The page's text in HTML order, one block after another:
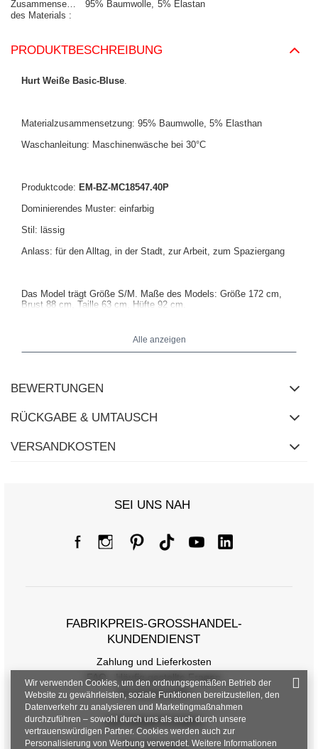
Zusammensetzung
des Materials
95% Baumwolle 5% Elastan
PRODUKTBESCHREIBUNG
Hurt Weiße Basic-Bluse.
Materialzusammensetzung: 95% Baumwolle, 5% Elasthan
Waschanleitung: Maschinenwäsche bei 30°C
Produktcode: EM-BZ-MC18547.40P
Dominierendes Muster: einfarbig
Stil: lässig
Anlass: für den Alltag, in der Stadt, zur Arbeit, zum Spaziergang
Das Model trägt Größe S/M. Maße des Models: Größe 172 cm,
Brust 88 cm, Taille 63 cm, Hüfte 92 cm.
Maße der Bluse in Größe S/M flach gemessen: Breite unter den
Alle anzeigen
BEWERTUNGEN
RÜCKGABE & UMTAUSCH
VERSANDKOSTEN
SEI UNS NAH
FABRIKPREIS-GROSSHANDEL-K
UNDENDIENST
Zahlung und Lieferkosten
FAQ - Häufig gestellte Fragen
Rückgabepolitik
INFORMATIONEN
Verordnungen
Wir verwenden Cookies, um den ordnungsgemäßen Betrieb der
Website zu gewährleisten, soziale Funktionen bereitzustellen, den
Datenverkehr zu analysieren und Marketingmaßnahmen
durchzuführen – sowohl durch uns als auch durch unsere
vertrauenswürdigen Partner. Cookies werden auch zur
Personalisierung von Werbung verwendet. Weitere Informationen